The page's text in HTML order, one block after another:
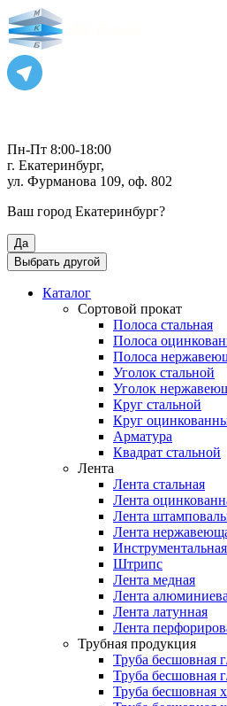
Пн-Пт 8:00-18:00
г. Екатеринбург,
ул. Фурманова 109, оф. 802
Ваш город Екатеринбург?
Да
Выбрать другой
Каталог
Сортовой прокат
Полоса стальная
Полоса
Полоса
Уголок стальной
Уголок
Круг стальной
Круг
Арматура
Квадрат стальной
Лента
Лента стальная
Лента
Лента
Лента
Штрипс
Лента медная
Лента
Лента латунная
Лента
Трубная продукция
Труба бесшовная
Труба бесшовная
Труба бесшовная